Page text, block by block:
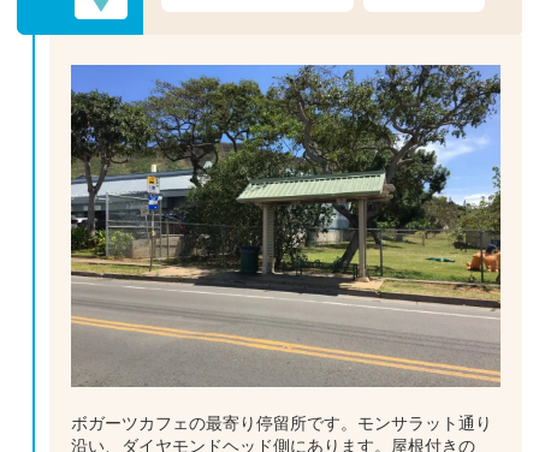
ボガーツカフェの最寄り停留所です。モンサラット通り
沿い、ダイヤモンドヘッド側にあります。屋根付きの